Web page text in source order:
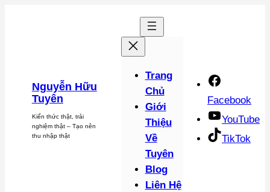
Nguyễn Hữu
Tuyên
Kiến thức thật, trải
nghiệm thật – Tạo nên
thu nhập thật
Trang
Chủ
Giới
Thiệu
Về
Tuyên
Blog
Liên Hệ
Facebook
YouTube
TikTok